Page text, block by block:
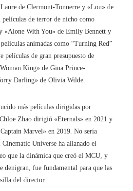
de Clermont-Tonnerre y «Lou» de
de terror de nicho como
«Alone With You» de Emily Bennett y
animadas como “Turning Red”
películas de gran presupuesto de
King» de Gina Prince-
Darling» de Olivia Wilde.
más películas dirigidas por
Zhao dirigió «Eternals» en 2021 y
Marvel» en 2019. No sería
Universe ha allanado el
que la dinámica que creó el MCU, y
denigran, fue fundamental para que las
del director.